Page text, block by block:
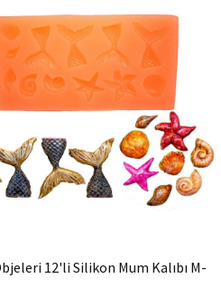
12'li Silikon Mum Kalıbı M-